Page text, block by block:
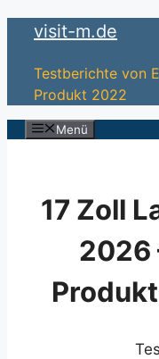
Zum
springen
visit-m.de
Testberichte von
Produkt 2022
Menü
17 Zoll
2026